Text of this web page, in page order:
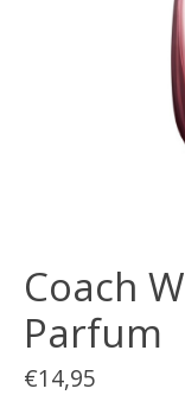
Coach
Parfum
€14,95